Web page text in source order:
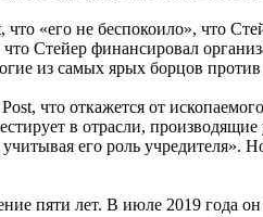
что «его не беспокоило», что
Стейер финансировал
из самых ярых борцов
что откажется от
в отрасли,
его роль
пяти лет. В июле 2019 года